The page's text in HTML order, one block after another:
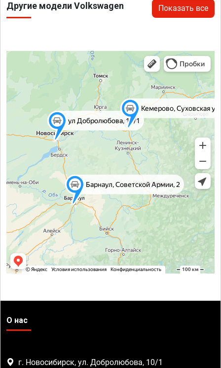
Другие модели Volkswagen Показать все
О нас
г. Новосибирск, ул. Добролюбова, 10/1